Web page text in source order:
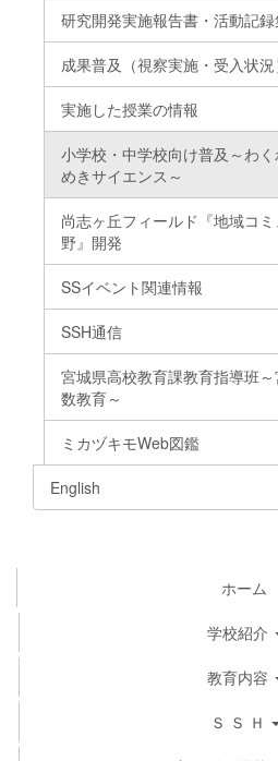
研究開発実施報告書・活動記
成果普及（視察実施・受入状況
実施した授業の情報
小学校・中学校向け普及～わ
めきサイエンス～
尚志ヶ丘フィールド『地域コ
野』開発
SSイベント関連情報
SSH通信
宮城県高校教育課教育指導班
数教育～
ミカヅキモWeb図鑑
English
ホーム
学校紹介
教育内容
Ｓ Ｓ Ｈ